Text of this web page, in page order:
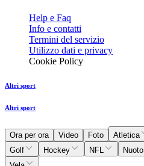
Help e Faq
Info e contatti
Termini del servizio
Utilizzo dati e privacy
Cookie Policy
Altri sport
Altri sport
Ora per ora Video Foto Atletica
Golf
Hockey NFL Nuoto